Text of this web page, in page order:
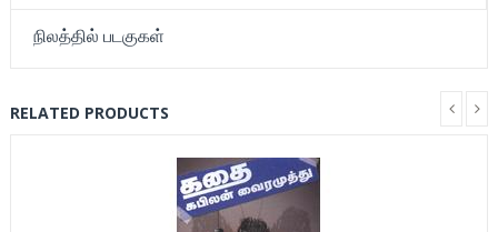
நிலத்தில் படகுகள்
RELATED PRODUCTS